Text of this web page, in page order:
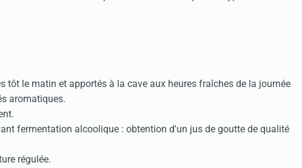
tôt le matin et apportés à la cave aux heures fraîches de la journée
aromatiques.
fermentation alcoolique : obtention d'un jus de goutte de qualité
régulée.